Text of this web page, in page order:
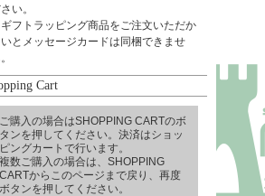
い。
フトラッピング商品をご注文いただか
とメッセージカードは同梱できませ
Cart
ご購入の場合はSHOPPING CARTのボ
タンを押してください。決済はショッ
ピングカートで行います。
複数ご購入の場合は、SHOPPING
CARTからこのページまで戻り、再度
ボタンを押してください。